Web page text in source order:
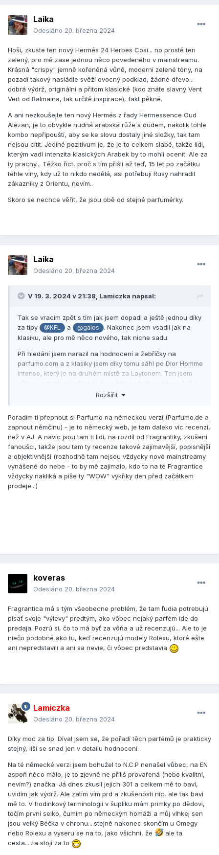
Laika
Odesláno 20. března 2024
Hoši, zkuste ten nový Hermés 24 Herbes Cosi... no prostě ten
zelený, pro mě zase jednou něco povedeného v mainstreamu.
Krásná "crispy" jemně kořeněná vůně, moderní zelené tóny, na
pozadí takový nasládle svěží ovocný podklad, žádné dřevo...
dobrá výdrž, originální a přitom klasické (kdo znáte slavný Vent
Vert od Balmaina, tak určitě inspirace), fakt pěkné.
A ani nezkoušejte ten nový Hermés z řady Hermessence Oud
Alezan, je to obvykle nudná arabská růže s oudem, nakolik tohle
kombo nepřipouští, aby se ke slovu dostaly jiné složky, tak tam
nejsou cítit. Jediné pozitivum je, že je to celkem slabé, takže lidi,
kterým vadí intenzita klasických Arabek by to mohli ocenit. Ale za
ty prachy... Těžko říct, proč s tím přišli až teď, 15 let po začátku
téhle vlny, kdy už to nikdo nedělá, asi potřebují Rusy nahradit
zákazníky z Orientu, nevím..
Skoro se nechce věřit, že jsou obě od stejné parfumérky.
Laika
Odesláno 20. března 2024
V 19. 3. 2024 v 21:38, Lamiczka napsal:
Tak se vracím zpět s tím jak jsem dopadl a ještě jednou díky
za tipy
@KFL a @galos
. Nakonec jsem vsadil jak na
klasiku, ale pro mě něco nového, tak niche sadu.
Při hledání jsem narazil na hodnocení a žebříčky na
parfumo.com a z klasiky jsem díky tomu sáhl po Dior Homme
Intense, který je na druhém místě za Laytonem. Ten jsem
pro mě zatím mimo budget, který chci dát za parfém.
Z niche segmentu jsem sáhl po sadě Seven Facets od N.C.P.
Olfactives, kterou jsem tady zatím nenašel, že by někdo
zmiňoval. Hodnocení to na parfumo má minimum, ale líbilo
se mi, že se jedná o unisex sadu, která jde prakticky po
základních kategoriích, takže jsem si říkal, že mi to na startu
pomůže líp zjistit, co mi vlastně sedí a může je zkusit i žena.
povědomý, ale nedokázal jsem to identifikovat, připomínalo
mi to asi nějakou kytku u moře (možná opravdu ta fialka,
Hodně mě baví 401 a 501, bohužel si nepamatuju, která ruka
je která, takže raději bez detailů
601 je po rozvinutí taková kořeněno dřevitá, jako bych v tom
cítil ženšen (připomnělo mi to krabici s bylinkama právě typu
po chvíli to bylo čistý kadidlo, fakt vyvoněnej kostel
zkusím, jen nevím na jakou příležitost
Vlastně se musím přiznat, že mě to začalo dost bavit a těším
proti těm vůním .... prostě jinej, přijde mi komplikovanější,
jako by tam všeho bylo víc, ale zároveň se to slívá
dohromady. Trochu jako s jídlem, porovnávat tradiční
francouzskou kuchyni a moderní fusion lehkýho středomoří
a japonska
Sada obsahuje
101 Clementine Violet Flower - Citrusový
201 Apple & Driftwood - Ovocný
301 Jasmine & Sandalwood - Květinový
401 Lavender & Juniper - Fougerový
Rozšířit
Poradím ti přepnout si Parfumo na německou verzi (Parfumo.de a
zapnout němčinu) - je to německý web, je tam daleko víc recenzí,
než v AJ. A navíc jsou tam ti lidi, na rozdíl od Fragrantiky, zkušení
fanoušci, takže jsou tam ty recenze takové zajímavější, popisnější
a objektivnější (rozhodně tam nejsou vždycky nové mainstreamy
vynášené do nebe - to by mě zajímalo, kdo to na té Fragrantice
vždycky nakliká a píše ty "WOW" výkřiky den před začátkem
prodeje...)
koveras
Odesláno 20. března 2024
Fragrantica má s tým všeobecne problém, že tam ľudia potrebujú
písať svoje "výlevy" predtým, ako vôbec nejaký parfém ide do
predaja. Pozrú si, čo to má byť za vôňa a už recenzujú... Ale to je
niečo podobné ako tu, keď recenzujú modely Rolexu, ktoré ešte
ani nepredstavili a ani sa nevie, či vôbec predstavia
Lamiczka
Odesláno 20. března 2024
Díky moc za tip. Díval jsem se, že pořadí těch parfémů je prakticky
stejný, liší se snad jen v detailu hodnocení.
Na té německé verzi jsem bohužel to N.C.P nenašel vůbec, na EN
aspoň něco málo, je to zjevně ne příliš provařená (nebo kvalitní,
nevím?) značka. Já dnes zkusil jejich 301 a celkem mě to baví,
uvidím jak výdrž. Ale zatím vím prd a zkušenosti nic, ale tak baví
mě to. V hodinkový terminologii v šuplíku mám primky po dědovi,
točím první seiko, čumím po německým homáži a můj vlhkej sen
jsou velký Béčka v chronu....stejně nakonec skončím u Omegy
nebo Rolexu a vyseru se na to, jako všichni, že
ale ta
cesta.....ta stojí za to